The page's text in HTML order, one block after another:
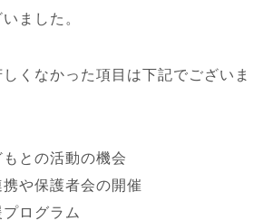
ました。
くなかった項目は下記でございま
との活動の機会
や保護者会の開催
ログラム